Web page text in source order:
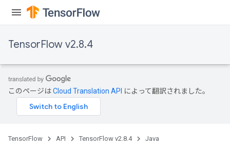
TensorFlow v2.8.4
このページはCloud Translation API によって翻訳されました。
TensorFlow API TensorFlow v2.8.4 Java